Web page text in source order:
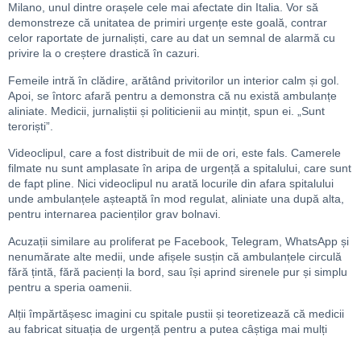
Milano, unul dintre orașele cele mai afectate din Italia. Vor să
demonstreze că unitatea de primiri urgențe este goală, contrar
celor raportate de jurnaliști, care au dat un semnal de alarmă cu
privire la o creștere drastică în cazuri.
Femeile intră în clădire, arătând privitorilor un interior calm și gol.
Apoi, se întorc afară pentru a demonstra că nu există ambulanțe
aliniate. Medicii, jurnaliștii și politicienii au mințit, spun ei. „Sunt
teroriști”.
Videoclipul, care a fost distribuit de mii de ori, este fals. Camerele
filmate nu sunt amplasate în aripa de urgență a spitalului, care sunt
de fapt pline. Nici videoclipul nu arată locurile din afara spitalului
unde ambulanțele așteaptă în mod regulat, aliniate una după alta,
pentru internarea pacienților grav bolnavi.
Acuzații similare au proliferat pe Facebook, Telegram, WhatsApp și
nenumărate alte medii, unde afișele susțin că ambulanțele circulă
fără țintă, fără pacienți la bord, sau își aprind sirenele pur și simplu
pentru a speria oamenii.
Alții împărtășesc imagini cu spitale pustii și teoretizează că medicii
au fabricat situația de urgență pentru a putea câștiga mai mulți